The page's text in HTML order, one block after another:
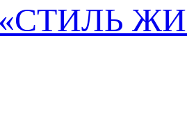
«СТИЛЬ